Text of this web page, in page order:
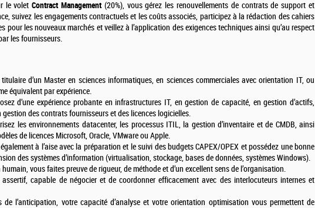
le voletContract Management(20%), vous gérez les renouvellements de contrats de support et
suivez les engagements contractuels et les coûts associés, participez à la rédaction des cahiers
pour les nouveaux marchés et veillez à l’application des exigences techniques ainsi qu’au respect
les fournisseurs.
d’un Master en sciences informatiques, en sciences commerciales avec orientation IT, ou
équivalent par expérience.
d’une expérience probante en infrastructures IT, en gestion de capacité, en gestion d’actifs,
gestion des contrats fournisseurs et des licences logicielles.
les environnements datacenter, les processus ITIL, la gestion d’inventaire et de CMDB, ainsi
de licences Microsoft, Oracle, VMware ou Apple.
à l’aise avec la préparation et le suivi des budgets CAPEX/OPEX et possédez une bonne
des systèmes d’information (virtualisation, stockage, bases de données, systèmes Windows).
vous faites preuve de rigueur, de méthode et d’un excellent sens de l’organisation.
capable de négocier et de coordonner efficacement avec des interlocuteurs internes et
de l’anticipation, votre capacité d’analyse et votre orientation optimisation vous permettent de